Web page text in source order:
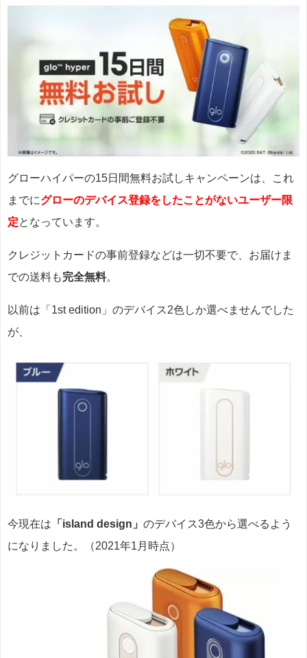
グローハイパーの15日間無料お試しキャンペーンは、これ
までにグローのデバイス登録をしたことがないユーザー限
定となっています。
クレジットカードの事前登録などは一切不要で、お届けま
での送料も完全無料。
以前は「1st edition」のデバイス2色しか選べませんでした
が、
今現在は 「island design」 のデバイス3色から選べるよう
になりました。（2021年1月時点）